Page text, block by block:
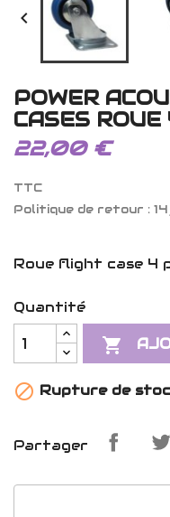

POWER
CASES ROUE
22,00 €
TTC
Politique de retour :
Roue flight case 4
Quantité

 Rupture de
Partager